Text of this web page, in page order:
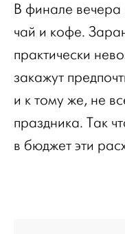
В финале вечера
чай и кофе.
практически
закажут
и к тому же, не
праздника. Так
в бюджет эти